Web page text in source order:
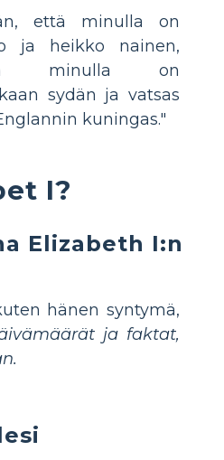
että minulla on
ja heikko nainen,
minulla on
sydän ja vatsas
kuningas."
I?
Elizabeth I:n
hänen syntymä,
ja faktat,